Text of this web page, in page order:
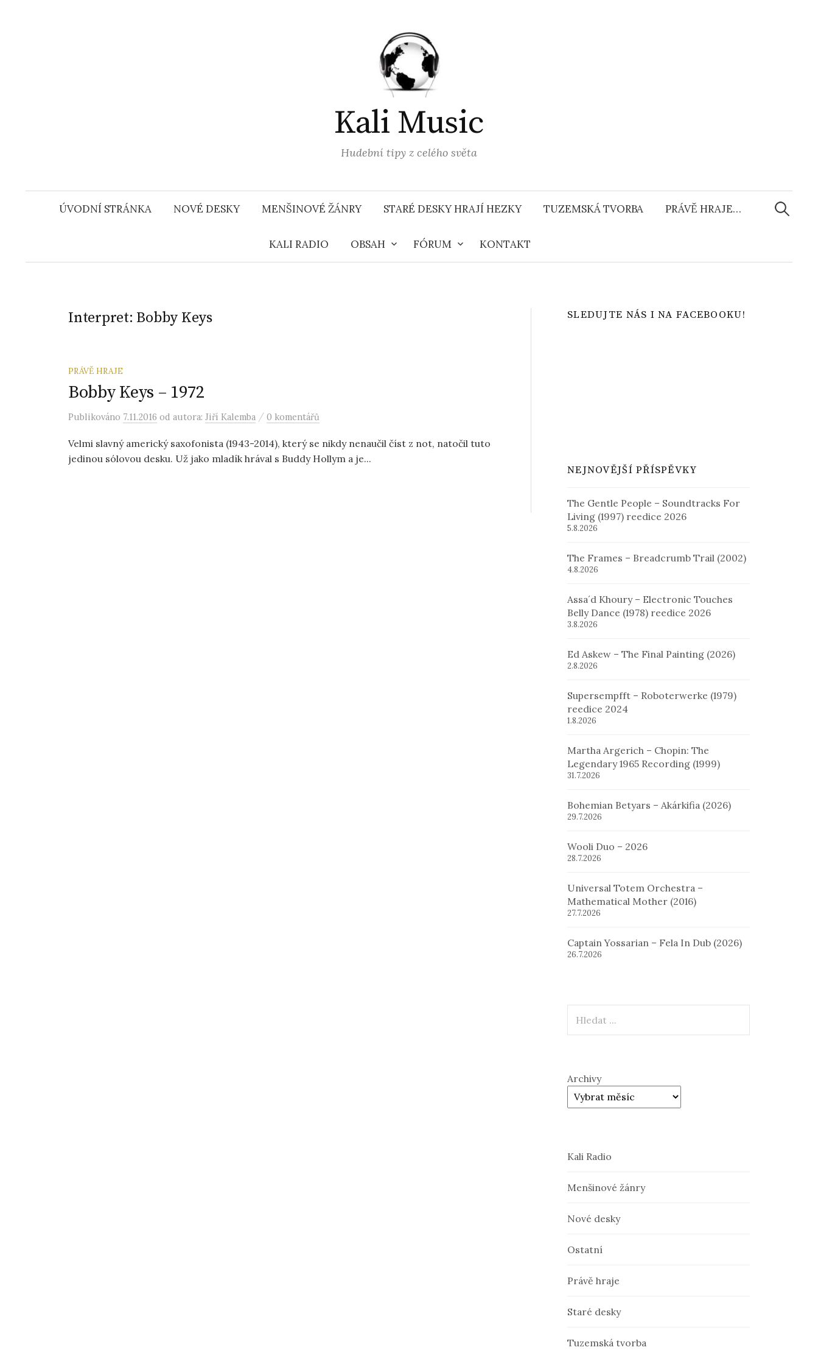
Kali Music
Hudební tipy z celého světa
ÚVODNÍ STRÁNKA NOVÉ DESKY MENŠINOVÉ ŽÁNRY STARÉ DESKY HRAJÍ HEZKY TUZEMSKÁ TVORBA PRÁVĚ HRAJE…
KALI RADIO OBSAH FÓRUM KONTAKT
Interpret: Bobby Keys
PRÁVĚ HRAJE
Bobby Keys – 1972
Publikováno 7.11.2016 od autora: Jiří Kalemba / 0 komentářů
Velmi slavný americký saxofonista (1943-2014), který se nikdy nenaučil číst z not, natočil tuto
jedinou sólovou desku. Už jako mladík hrával s Buddy Hollym a je...
SLEDUJTE NÁS I NA FACEBOOKU!
NEJNOVĚJŠÍ PŘÍSPĚVKY
The Gentle People – Soundtracks For
Living (1997) reedice 2026
5.8.2026
The Frames – Breadcrumb Trail (2002)
4.8.2026
Assa´d Khoury – Electronic Touches
Belly Dance (1978) reedice 2026
3.8.2026
Ed Askew – The Final Painting (2026)
2.8.2026
Supersempfft – Roboterwerke (1979)
reedice 2024
1.8.2026
Martha Argerich – Chopin: The
Legendary 1965 Recording (1999)
31.7.2026
Bohemian Betyars – Akárkifia (2026)
29.7.2026
Wooli Duo – 2026
28.7.2026
Universal Totem Orchestra –
Mathematical Mother (2016)
27.7.2026
Captain Yossarian – Fela In Dub (2026)
26.7.2026
Archivy
Kali Radio
Menšinové žánry
Nové desky
Ostatní
Právě hraje
Staré desky
Tuzemská tvorba